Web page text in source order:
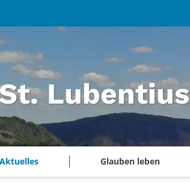
Aktuelles Glauben leben